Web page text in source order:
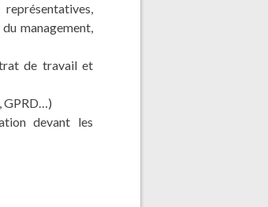
management,
de travail et
GPRD…)
devant les